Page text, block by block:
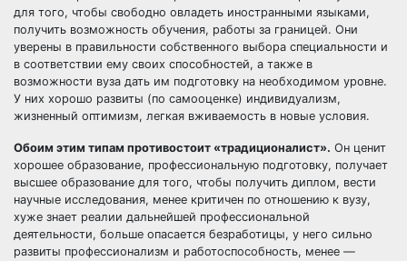
для того, чтобы свободно овладеть иностранными языками,
получить возможность обучения, работы за границей. Они
уверены в правильности собственного выбора специальности и
в соответствии ему своих способностей, а также в
возможности вуза дать им подготовку на необходимом уровне.
У них хорошо развиты (по самооценке) индивидуализм,
жизненный оптимизм, легкая вживаемость в новые условия.
Обоим этим типам противостоит «традиционалист». Он ценит
хорошее образование, профессиональную подготовку, получает
высшее образование для того, чтобы получить диплом, вести
научные исследования, менее критичен по отношению к вузу,
хуже знает реалии дальнейшей профессиональной
деятельности, больше опасается безработицы, у него сильно
развиты профессионализм и работоспособность, менее —